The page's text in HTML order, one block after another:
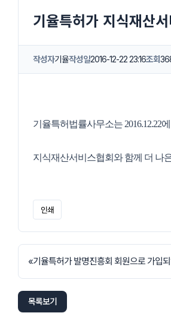
기율특허가 지식재산
작성자기율작성일2016-12-22 23:16조회
기율특허법률사무소는 2016.12.22
지식재산서비스협회와 함께 더 나
인쇄
«기율특허가 발명진흥회 회원으로 가입
목록보기